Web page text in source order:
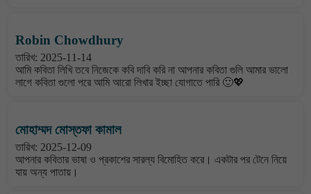
Robin Chowdhury
তারিখ: 2025-11-14
আমি কবিতা লিখি তবে নিজেকে কবি দাবি করি না আপনার কবিতা গুলি আমার ভালো
লাগে কবিতা গুলো পরে আমি আরো লিখার ইচ্ছা যোগাতে পারি 🙂💖
মোহাম্মদ মোস্তফা কামাল
তারিখ: 2025-12-09
আপনার কবিতার ভাষা ও প্রকাশের সারল্য বিমোহিত করে। একটার পর টেনে নিয়ে
যায় অন্য পাতায়।